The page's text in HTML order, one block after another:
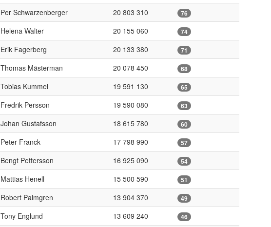
Per Schwarzenberger 20 803 310 76
Helena Walter 20 155 060 74
Erik Fagerberg 20 133 380 71
Thomas Mästerman 20 078 450 68
Tobias Kummel 19 591 130 65
Fredrik Persson 19 590 080 63
Johan Gustafsson 18 615 780 60
Peter Franck 17 798 990 57
Bengt Pettersson 16 925 090 54
Mattias Henell 15 500 590 51
Robert Palmgren 13 904 370 49
Tony Englund 13 609 240 46